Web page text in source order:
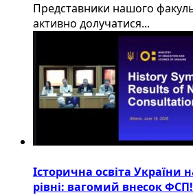
​Представники нашого
активно долучатися...
Історична освіта України
рівні: вагомий внесок ФСП!